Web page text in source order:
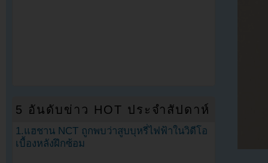
5 อันดับข่าว HOT ประจำสัปดาห์
1.แฮชาน NCT ถูกพบว่าสูบบุหรี่ไฟฟ้าในวิดีโอ
เบื้องหลังฝึกซ้อม